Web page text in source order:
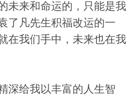
未来和命运的，只能是我
了凡先生积福改运的一
在我们手中，未来也在我
深给我以丰富的人生智